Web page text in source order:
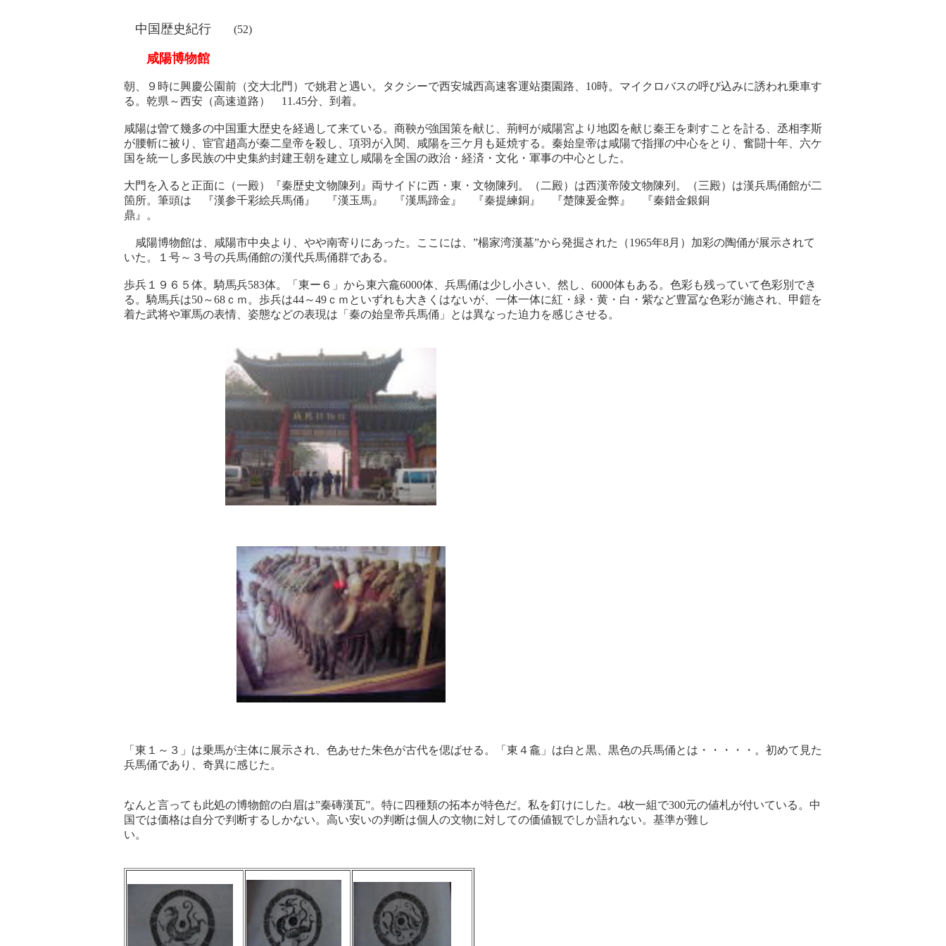
中国歴史紀行 (52)
咸陽博物館
朝、９時に興慶公園前（交大北門）で姚君と遇い。タクシーで西安城西高速客運站棗園路、10時。マイクロバスの呼び込みに誘われ乗車す
る。乾県～西安（高速道路） 11.45分、到着。
咸陽は曽て幾多の中国重大歴史を経過して来ている。商鞅が強国策を献じ、荊軻が咸陽宮より地図を献じ秦王を刺すことを計る、丞相李斯
が腰斬に被り、宦官趙高が秦二皇帝を殺し、項羽が入関、咸陽を三ケ月も延焼する。秦始皇帝は咸陽で指揮の中心をとり、奮闘十年、六ケ
国を統一し多民族の中史集約封建王朝を建立し咸陽を全国の政治・経済・文化・軍事の中心とした。
大門を入ると正面に（一殿）『秦歴史文物陳列』両サイドに西・東・文物陳列。（二殿）は西漢帝陵文物陳列。（三殿）は漢兵馬俑館が二
箇所。筆頭は 『漢参千彩絵兵馬俑』 『漢玉馬』 『漢馬蹄金』 『秦提練銅』 『楚陳爰金弊』 『秦錯金銀銅
鼎』。
咸陽博物館は、咸陽市中央より、やや南寄りにあった。ここには、”楊家湾漢墓”から発掘された（1965年8月）加彩の陶俑が展示されて
いた。１号～３号の兵馬俑館の漢代兵馬俑群である。
歩兵１９６５体。騎馬兵583体。「東ー６」から東六龕6000体、兵馬俑は少し小さい、然し、6000体もある。色彩も残っていて色彩別でき
る。騎馬兵は50～68ｃｍ。歩兵は44～49ｃｍといずれも大きくはないが、一体一体に紅・緑・黄・白・紫など豊冨な色彩が施され、甲鎧を
着た武将や軍馬の表情、姿態などの表現は「秦の始皇帝兵馬俑」とは異なった迫力を感じさせる。
「東１～３」は乗馬が主体に展示され、色あせた朱色が古代を偲ばせる。「東４龕」は白と黒、黒色の兵馬俑とは・・・・・。初めて見た
兵馬俑であり、奇異に感じた。
なんと言っても此処の博物館の白眉は”秦磚漢瓦”。特に四種類の拓本が特色だ。私を釘けにした。4枚一組で300元の値札が付いている。中
国では価格は自分で判断するしかない。高い安いの判断は個人の文物に対しての価値観でしか語れない。基準が難し
い。